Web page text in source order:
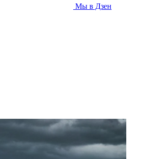
Мы в Дзен